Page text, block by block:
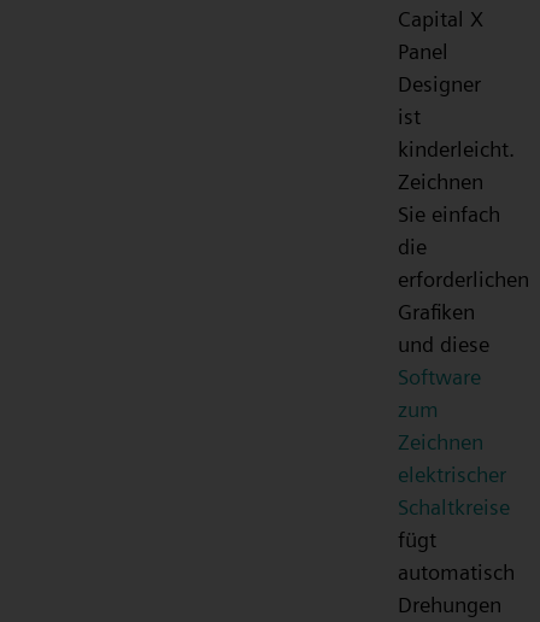
Capital X
Panel
Designer
ist
kinderleicht.
Zeichnen
Sie einfach
die
erforderlichen
Grafiken
und diese
Software
zum
Zeichnen
elektrischer
Schaltkreise
fügt
automatisch
Drehungen